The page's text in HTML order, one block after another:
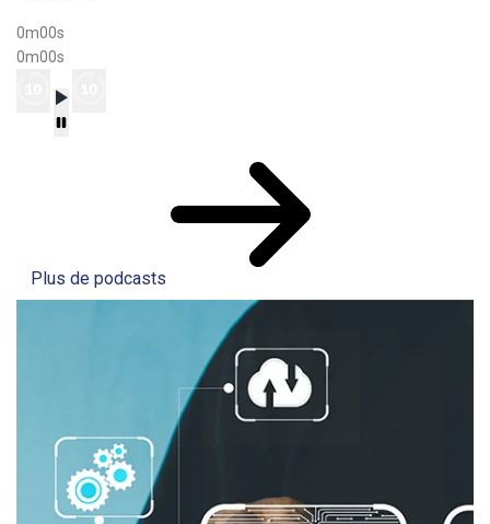
0m00s
0m00s
Plus de podcasts